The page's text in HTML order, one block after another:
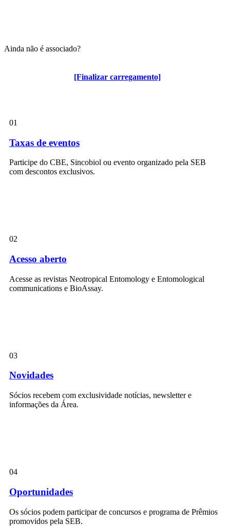
[Finalizar carregamento]
Ainda não é associado?
Algumas vantagens para associados
01
Taxas de eventos
Participe do CBE, Sincobiol ou evento organizado pela SEB
com descontos exclusivos.
02
Acesso aberto
Acesse as revistas Neotropical Entomology e Entomological
communications e BioAssay.
03
Novidades
Sócios recebem com exclusividade notícias, newsletter e
informações da Área.
04
Oportunidades
Os sócios podem participar de concursos e programa de Prêmios
promovidos pela SEB.